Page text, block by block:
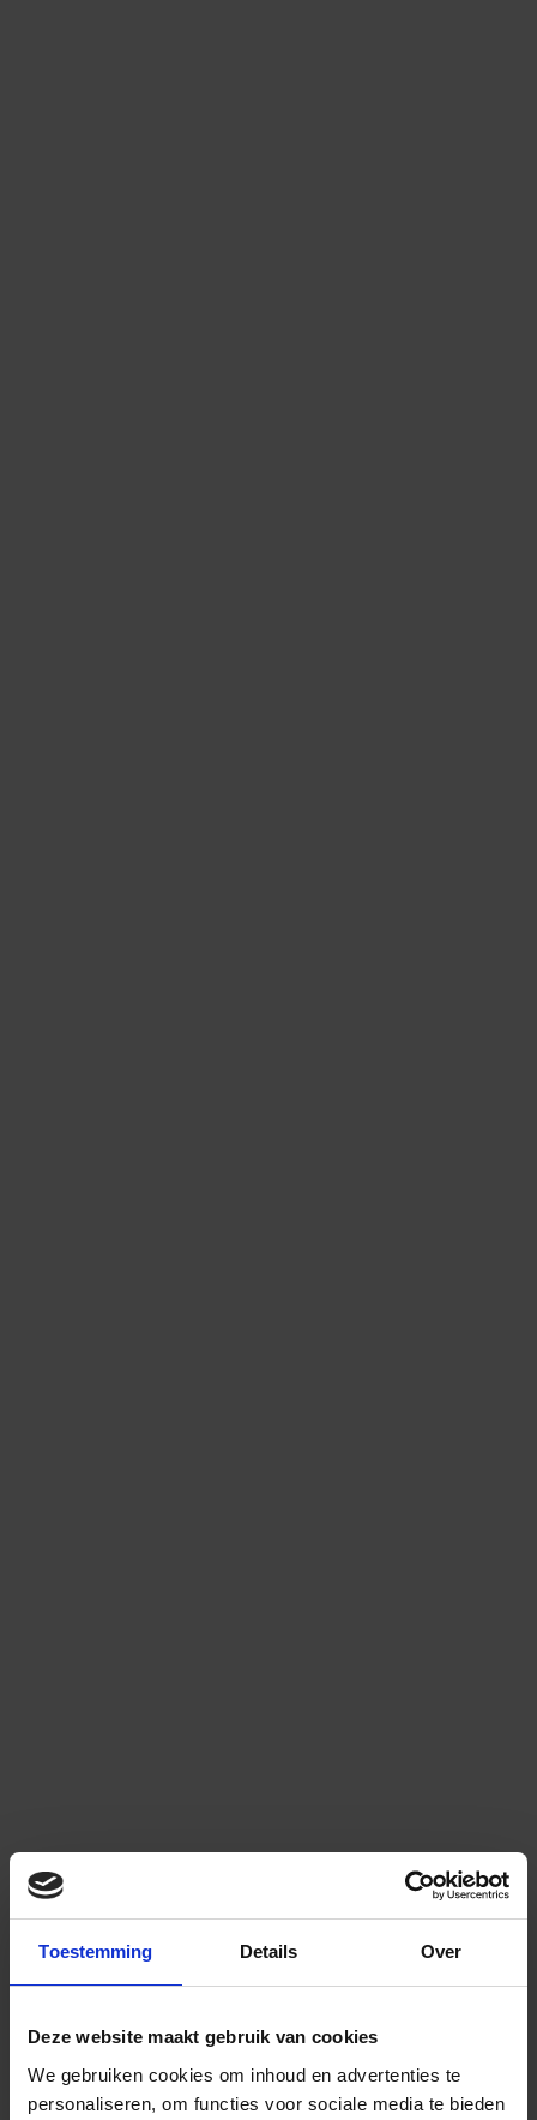
Toestemming Details Over
Deze website maakt gebruik van cookies
We gebruiken cookies om inhoud en advertenties te
personaliseren, om functies voor sociale media te bieden